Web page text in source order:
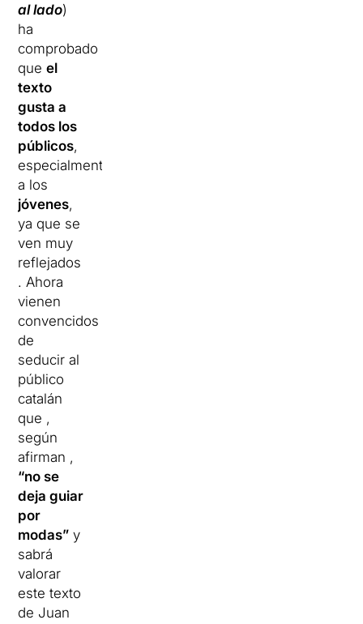
al lado)
ha
comprobado
queel
texto
gusta a
todos los
públicos,
especialmente
a los
jóvenes,
ya que se
ven muy
reflejados
. Ahora
vienen
convencidos
de
seducir al
público
catalán
que ,
según
afirman ,
“no se
deja guiar
por
modas” y
sabrá
valorar
este texto
de Juan